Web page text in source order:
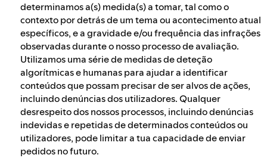
determinamos a(s) medida(s) a tomar, tal como o
contexto por detrás de um tema ou acontecimento atual
específicos, e a gravidade e/ou frequência das infrações
observadas durante o nosso processo de avaliação.
Utilizamos uma série de medidas de deteção
algorítmicas e humanas para ajudar a identificar
conteúdos que possam precisar de ser alvos de ações,
incluindo denúncias dos utilizadores. Qualquer
desrespeito dos nossos processos, incluindo denúncias
indevidas e repetidas de determinados conteúdos ou
utilizadores, pode limitar a tua capacidade de enviar
pedidos no futuro.